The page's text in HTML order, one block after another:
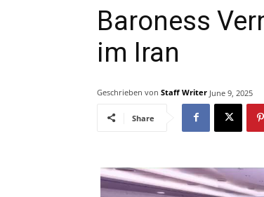
Baroness
im Iran
Geschrieben von Staff Writer June 9, 2025
Share